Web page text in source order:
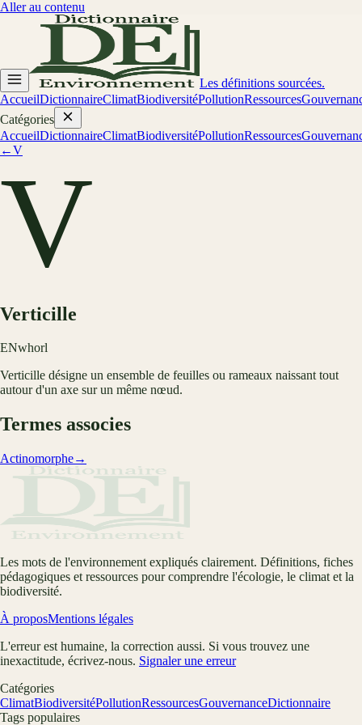
Aller au contenu
Les définitions sourcées.
AccueilDictionnaireClimatBiodiversitéPollutionRessources
Catégories
AccueilDictionnaireClimatBiodiversitéPollutionRessources
←V
V
Verticille
ENwhorl
Verticille désigne un ensemble de feuilles ou rameaux naissant tout
autour d'un axe sur un même nœud.
Termes associes
Actinomorphe→
Les mots de l'environnement expliqués clairement. Définitions, fiches
pédagogiques et ressources pour comprendre l'écologie, le climat et la
biodiversité.
À proposMentions légales
L'erreur est humaine, la correction aussi. Si vous trouvez une
inexactitude, écrivez-nous. Signaler une erreur
Catégories
ClimatBiodiversitéPollutionRessourcesGouvernanceDictionnaire
Tags populaires